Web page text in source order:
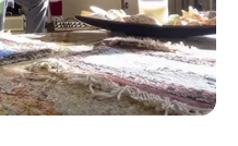
tenga registro ha
en las
la madrugada. Un
espantoso,
de un pequeño